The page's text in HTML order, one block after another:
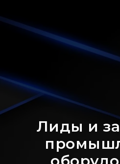
Лиды и